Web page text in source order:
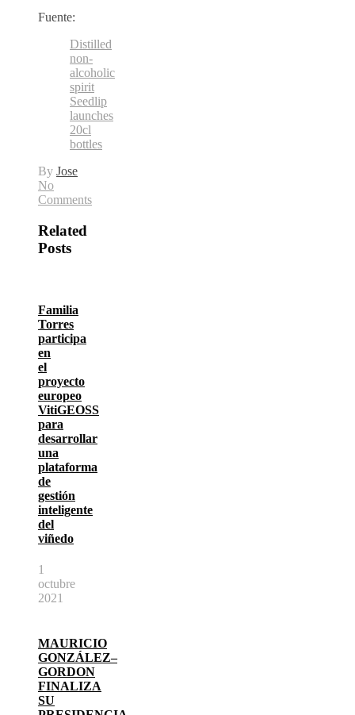
Fuente:
Distilled
non-
alcoholic
spirit
Seedlip
launches
20cl
bottles
By Jose
No
Comments
Related
Posts
Familia
Torres
participa
en
el
proyecto
europeo
VitiGEOSS
para
desarrollar
una
plataforma
de
gestión
inteligente
del
viñedo
1
octubre
2021
MAURICIO
GONZÁLEZ–
GORDON
FINALIZA
SU